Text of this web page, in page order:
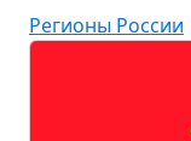
Регионы России